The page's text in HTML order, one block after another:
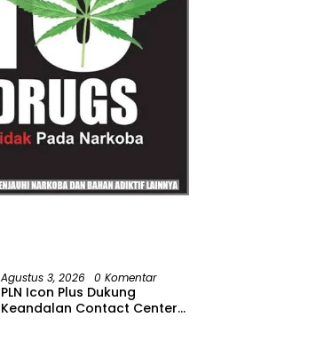
Agustus 3, 2026 0 Komentar
PLN Icon Plus Dukung
Keandalan Contact Center